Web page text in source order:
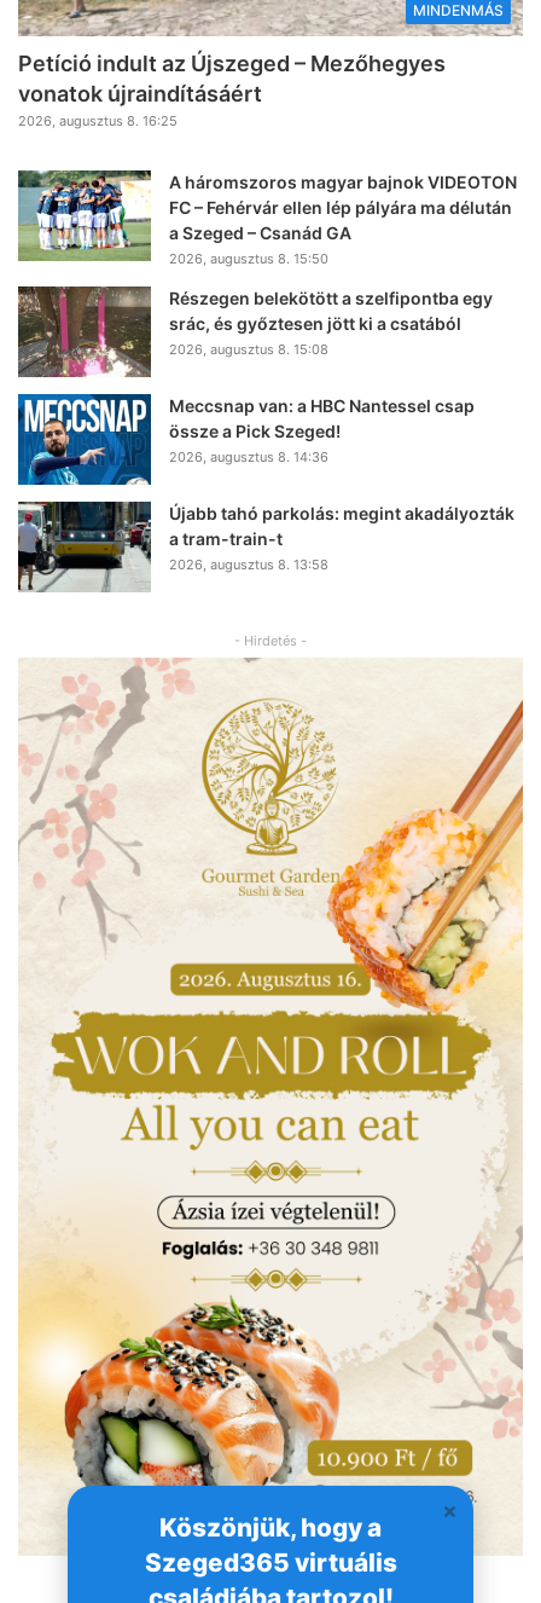
Köszönjük, hogy a
Szeged365 virtuális
családjába tartozol!
MINDENMÁS
Petíció indult az Újszeged – Mezőhegyes
vonatok újraindításáért
2026, augusztus 8. 16:25
A háromszoros magyar bajnok VIDEOTON
FC – Fehérvár ellen lép pályára ma délután
a Szeged – Csanád GA
2026, augusztus 8. 15:50
Részegen belekötött a szelfipontba egy
srác, és győztesen jött ki a csatából
2026, augusztus 8. 15:08
Meccsnap van: a HBC Nantessel csap
össze a Pick Szeged!
2026, augusztus 8. 14:36
Újabb tahó parkolás: megint akadályozták
a tram-train-t
2026, augusztus 8. 13:58
- Hirdetés -